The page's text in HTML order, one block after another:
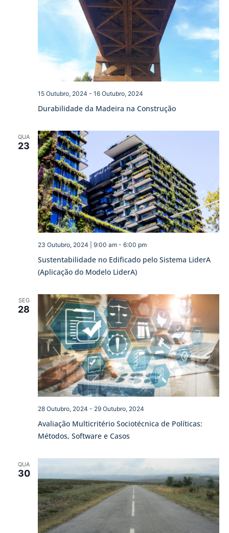
de
Durabilidade da Madeira na Construção
15 Outubro, 2024 - 16 Outubro, 2024
QUA
23
Sustentabilidade no Edificado pelo Sistema LiderA
(Aplicação do Modelo LiderA)
23 Outubro, 2024 | 9:00 am- 6:00 pm
SEG
28
Avaliação Multicritério Sociotécnica de Políticas:
Métodos, Software e Casos
28 Outubro, 2024 - 29 Outubro, 2024
QUA
30